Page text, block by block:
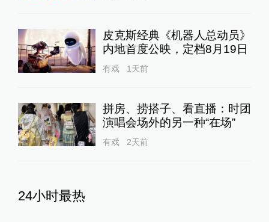
皮克斯经典《机器人总动员》
内地首度公映，定档8月19日
有戏 1天前
拼房、捞搭子、看直播：时团
演唱会场外的另一种“在场”
有戏 2天前
24小时最热